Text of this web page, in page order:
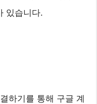
있습니다.
하기를 통해 구글 계